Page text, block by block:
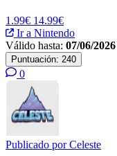
1.99€ 14.99€
Ir a Nintendo
Válido hasta: 07/06/2026
Puntuación: 240
0
Publicado porCeleste